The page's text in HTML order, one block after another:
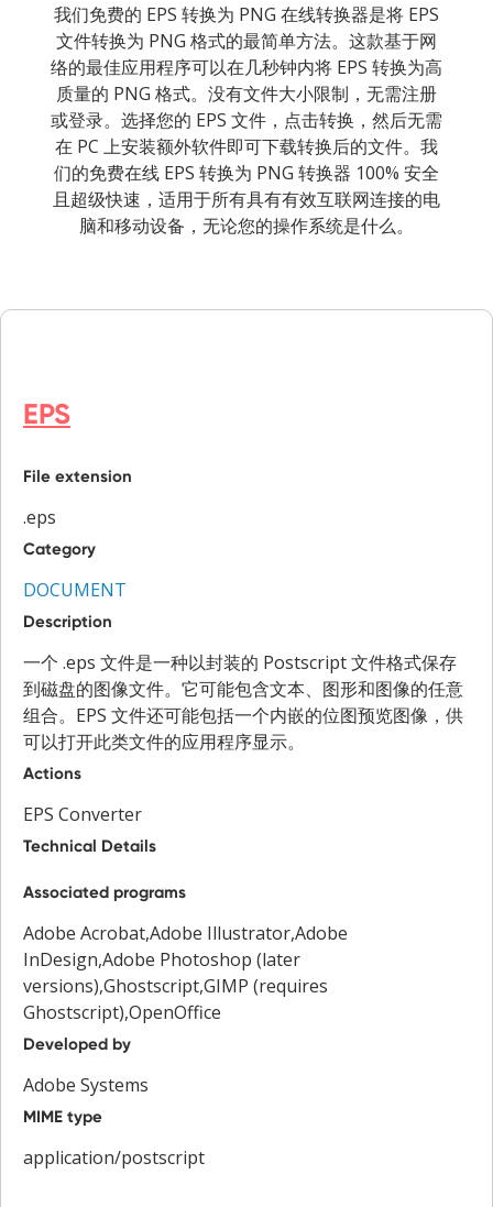
我们免费的 EPS 转换为 PNG 在线转换器是将 EPS
文件转换为 PNG 格式的最简单方法。这款基于网
络的最佳应用程序可以在几秒钟内将 EPS 转换为高
质量的 PNG 格式。没有文件大小限制，无需注册
或登录。选择您的 EPS 文件，点击转换，然后无需
在 PC 上安装额外软件即可下载转换后的文件。我
们的免费在线 EPS 转换为 PNG 转换器 100% 安全
且超级快速，适用于所有具有有效互联网连接的电
脑和移动设备，无论您的操作系统是什么。
EPS
File extension
.eps
Category
DOCUMENT
Description
一个 .eps 文件是一种以封装的 Postscript 文件格式保存
到磁盘的图像文件。它可能包含文本、图形和图像的任意
组合。EPS 文件还可能包括一个内嵌的位图预览图像，供
可以打开此类文件的应用程序显示。
Actions
EPS Converter
Technical Details
Associated programs
Adobe Acrobat,Adobe Illustrator,Adobe
InDesign,Adobe Photoshop (later
versions),Ghostscript,GIMP (requires
Ghostscript),OpenOffice
Developed by
Adobe Systems
MIME type
application/postscript